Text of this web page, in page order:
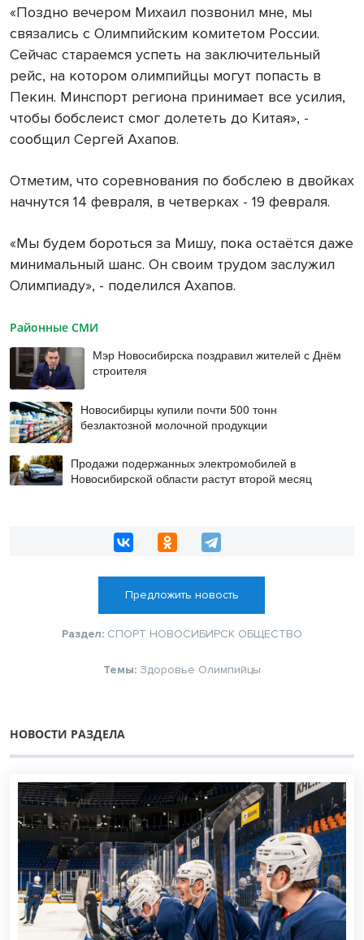
«Поздно вечером Михаил позвонил мне, мы
связались с Олимпийским комитетом России.
Сейчас стараемся успеть на заключительный
рейс, на котором олимпийцы могут попасть в
Пекин. Минспорт региона принимает все усилия,
чтобы бобслеист смог долететь до Китая», -
сообщил Сергей Ахапов.
Отметим, что соревнования по бобслею в двойках
начнутся 14 февраля, в четверках - 19 февраля.
«Мы будем бороться за Мишу, пока остаётся даже
минимальный шанс. Он своим трудом заслужил
Олимпиаду», - поделился Ахапов.
Районные СМИ
Мэр Новосибирска поздравил жителей с Днём
строителя
Новосибирцы купили почти 500 тонн
безлактозной молочной продукции
Продажи подержанных электромобилей в
Новосибирской области растут второй месяц
Предложить новость
Раздел: СПОРТ НОВОСИБИРСК ОБЩЕСТВО
Темы: Здоровье Олимпийцы
НОВОСТИ РАЗДЕЛА